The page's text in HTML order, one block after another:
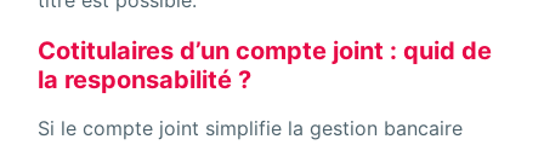
Cotitulaires d’un compte joint : quid de
la responsabilité ?
Si le compte joint simplifie la gestion bancaire